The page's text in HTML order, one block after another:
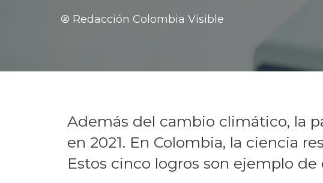
Redacción Colombia Visible
Además del cambio climático, la
en 2021. En Colombia, la ciencia
Estos cinco logros son ejemplo de